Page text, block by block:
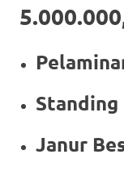
Standing
Janur